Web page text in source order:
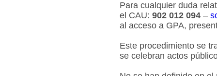
Para cualquier duda
el CAU: 902 012 094 –
al acceso a GPA,
Este procedimiento se
se celebran actos